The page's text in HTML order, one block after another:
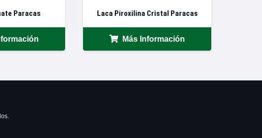
Paracas Laca Piroxilina Cristal Paracas
Más Información